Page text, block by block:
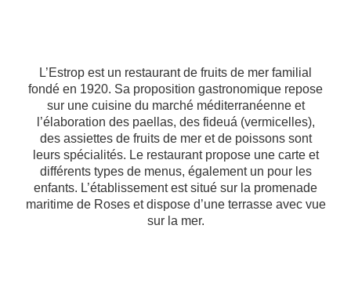
L’Estrop est un restaurant de fruits de mer familial
fondé en 1920. Sa proposition gastronomique repose
sur une cuisine du marché méditerranéenne et
l’élaboration des paellas, des fideuá (vermicelles),
des assiettes de fruits de mer et de poissons sont
leurs spécialités. Le restaurant propose une carte et
différents types de menus, également un pour les
enfants. L’établissement est situé sur la promenade
maritime de Roses et dispose d’une terrasse avec vue
sur la mer.